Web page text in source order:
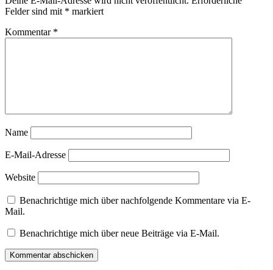
Felder sind mit * markiert
Kommentar *
Name
E-Mail-Adresse
Website
Benachrichtige mich über nachfolgende Kommentare via E-
Mail.
Benachrichtige mich über neue Beiträge via E-Mail.